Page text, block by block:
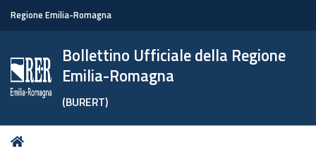
Regione Emilia-Romagna
Bollettino Ufficiale della Regione
Emilia-Romagna
(BURERT)
Tu